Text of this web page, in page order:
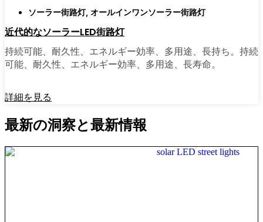
ソーラー街路灯, オールインワンソーラー街路灯
近代的なソーラーLED街路灯
持続可能、耐久性、エネルギー効率、多用途、長持ち。持続
可能、耐久性、エネルギー効率、多用途、長寿命。
詳細を見る
最新の洞察と最新情報